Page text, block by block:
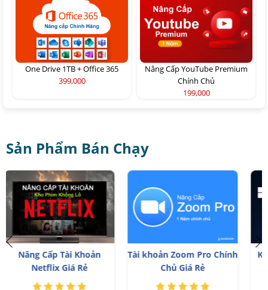
One Drive 1TB + Office 365
399,000
Nâng Cấp YouTube Premium
Chính Chủ
199,000
Sản Phẩm Bán Chạy
Key Windows 10/11 Pro
bản quyền
Nâng cấp Office 365 Chính
Hãng